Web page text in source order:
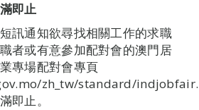
即止
訊通知欲尋找相關工作的求職
者或有意參加配對會的澳門居
專場配對會專頁
zh_tw/standard/
即止。